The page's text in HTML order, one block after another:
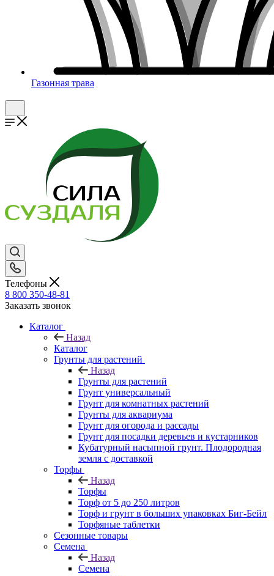
Газонная трава
Телефоны
8 800 350-48-81
Заказать звонок
Каталог
Назад
Каталог
Грунты для растений
Назад
Грунты для растений
Грунт универсальный
Грунт для комнатных растений
Грунты для аквариума
Грунт для огорода и рассады
Грунт для посадки деревьев и кустарников
Кубатурный насыпной грунт. Плодородная
земля с доставкой
Торфы
Назад
Торфы
Торф от 5 до 250 литров
Торф и грунт в больших упаковках Биг-Бейл
Торфяные таблетки
Сезонные товары
Семена
Назад
Семена